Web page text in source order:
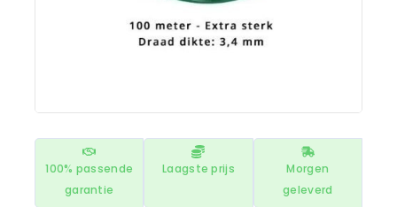
100% passende
garantie
Laagste prijs
Morgen
geleverd